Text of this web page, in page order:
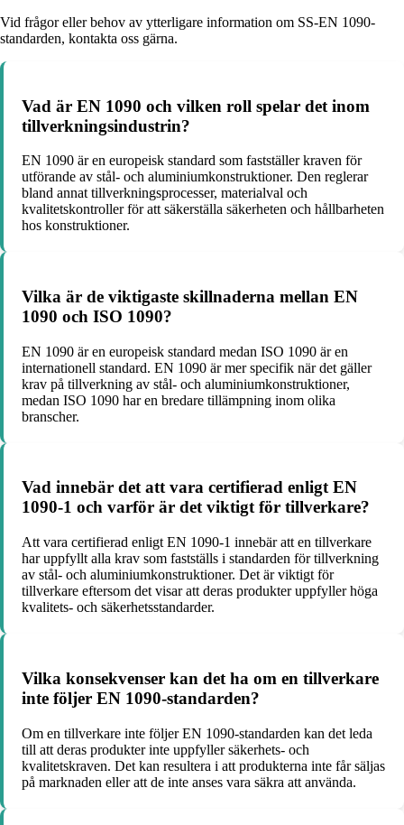
Vid frågor eller behov av ytterligare information om SS-EN 1090-
standarden, kontakta oss gärna.
Vad är EN 1090 och vilken roll spelar det inom
tillverkningsindustrin?
EN 1090 är en europeisk standard som fastställer kraven för
utförande av stål- och aluminiumkonstruktioner. Den reglerar
bland annat tillverkningsprocesser, materialval och
kvalitetskontroller för att säkerställa säkerheten och hållbarheten
hos konstruktioner.
Vilka är de viktigaste skillnaderna mellan EN
1090 och ISO 1090?
EN 1090 är en europeisk standard medan ISO 1090 är en
internationell standard. EN 1090 är mer specifik när det gäller
krav på tillverkning av stål- och aluminiumkonstruktioner,
medan ISO 1090 har en bredare tillämpning inom olika
branscher.
Vad innebär det att vara certifierad enligt EN
1090-1 och varför är det viktigt för tillverkare?
Att vara certifierad enligt EN 1090-1 innebär att en tillverkare
har uppfyllt alla krav som fastställs i standarden för tillverkning
av stål- och aluminiumkonstruktioner. Det är viktigt för
tillverkare eftersom det visar att deras produkter uppfyller höga
kvalitets- och säkerhetsstandarder.
Vilka konsekvenser kan det ha om en tillverkare
inte följer EN 1090-standarden?
Om en tillverkare inte följer EN 1090-standarden kan det leda
till att deras produkter inte uppfyller säkerhets- och
kvalitetskraven. Det kan resultera i att produkterna inte får säljas
på marknaden eller att de inte anses vara säkra att använda.